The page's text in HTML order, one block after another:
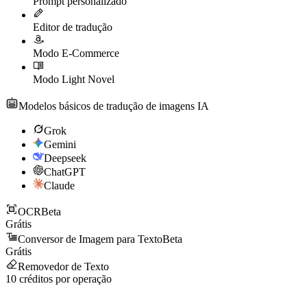
Editor de tradução
Modo E-Commerce
Modo Light Novel
Modelos básicos de tradução de imagens IA
Grok
Gemini
Deepseek
ChatGPT
Claude
OCRBeta
Grátis
Conversor de Imagem para TextoBeta
Grátis
Removedor de Texto
10 créditos por operação